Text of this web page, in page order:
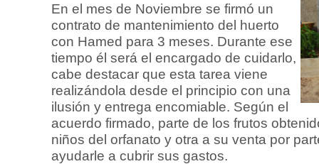
En el mes de Noviembre se firmó un
contrato de mantenimiento del huerto
con Hamed para 3 meses. Durante ese
tiempo él será el encargado de cuidarlo,
cabe destacar que esta tarea viene
realizándola desde el principio con una
ilusión y entrega encomiable. Según el
acuerdo firmado, parte de los frutos
niños del orfanato y otra a su venta por
ayudarle a cubrir sus gastos.